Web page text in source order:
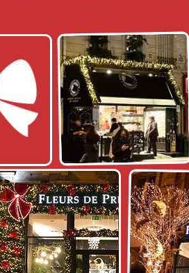
Boucherie Moderne - Paris 11e